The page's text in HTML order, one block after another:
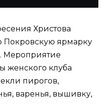
Христова
ярмарку
Мероприятие
женского клуба
пирогов,
варенья, вышивку,